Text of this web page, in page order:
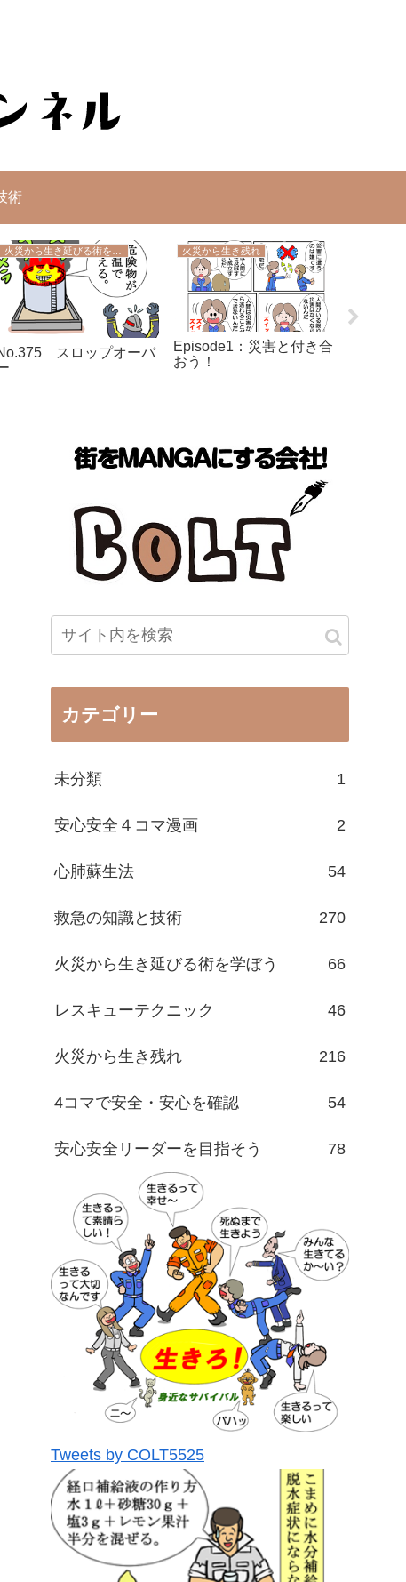
術
スロップオーバ
火災から生き残れ
Episode1：災害と付き合
おう！
カテゴリー
未分類 1
安心安全４コマ漫画 2
心肺蘇生法 54
救急の知識と技術 270
火災から生き延びる術を学ぼう 66
レスキューテクニック 46
火災から生き残れ 216
4コマで安全・安心を確認 54
安心安全リーダーを目指そう 78
Tweets by COLT5525